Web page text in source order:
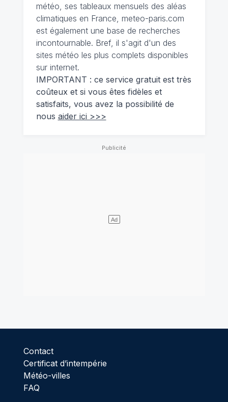
météo, ses tableaux mensuels des aléas
climatiques en France, meteo-paris.com
est également une base de recherches
incontournable. Bref, il s'agit d'un des
sites météo les plus complets disponibles
sur internet.
IMPORTANT : ce service gratuit est très
coûteux et si vous êtes fidèles et
satisfaits, vous avez la possibilité de
nous aider ici >>>
Contact
Certificat d’intempérie
Météo-villes
FAQ